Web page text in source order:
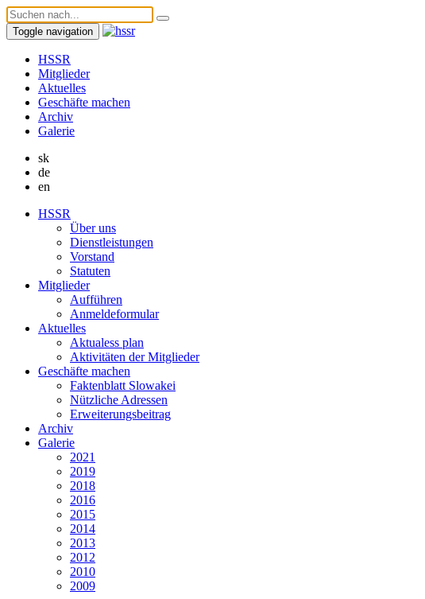
Toggle navigation
HSSR
Mitglieder
Aktuelles
Geschäfte machen
Archiv
Galerie
sk
de
en
HSSR
Über uns
Dienstleistungen
Vorstand
Statuten
Mitglieder
Aufführen
Anmeldeformular
Aktuelles
Aktualess plan
Aktivitäten der Mitglieder
Geschäfte machen
Faktenblatt Slowakei
Nützliche Adressen
Erweiterungsbeitrag
Archiv
Galerie
2021
2019
2018
2016
2015
2014
2013
2012
2010
2009